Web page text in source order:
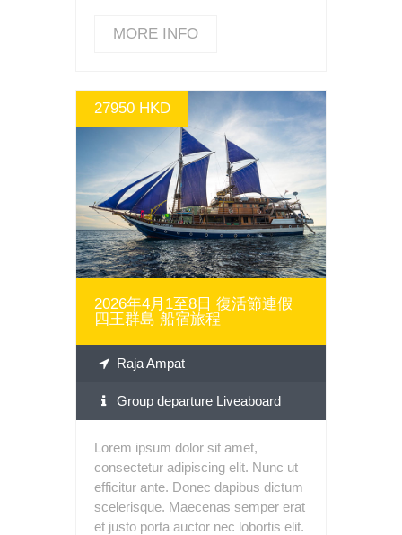
MORE INFO
27950 HKD
MORE INFO
2026年4月1至8日 復活節連假
四王群島 船宿旅程
Raja Ampat
Group departure Liveaboard
Lorem ipsum dolor sit amet,
consectetur adipiscing elit. Nunc ut
efficitur ante. Donec dapibus dictum
scelerisque. Maecenas semper erat
et justo porta auctor nec lobortis elit.